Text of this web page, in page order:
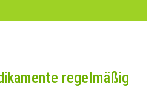
regelmäßig